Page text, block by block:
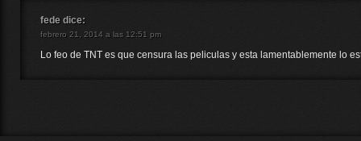
fede dice:
febrero 21, 2014 a las 12:51 pm
Lo feo de TNT es que censura las peliculas y esta lamentablemente lo